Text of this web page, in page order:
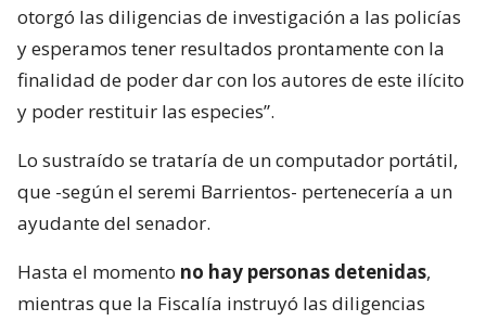
otorgó las diligencias de investigación a las policías
y esperamos tener resultados prontamente con la
finalidad de poder dar con los autores de este ilícito
y poder restituir las especies”.
Lo sustraído se trataría de un computador portátil,
que -según el seremi Barrientos- pertenecería a un
ayudante del senador.
Hasta el momento no hay personas detenidas,
mientras que la Fiscalía instruyó las diligencias